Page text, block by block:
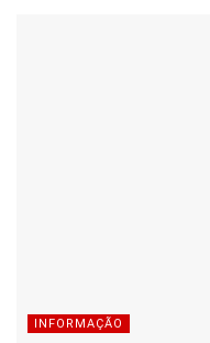
INFORMAÇÃO